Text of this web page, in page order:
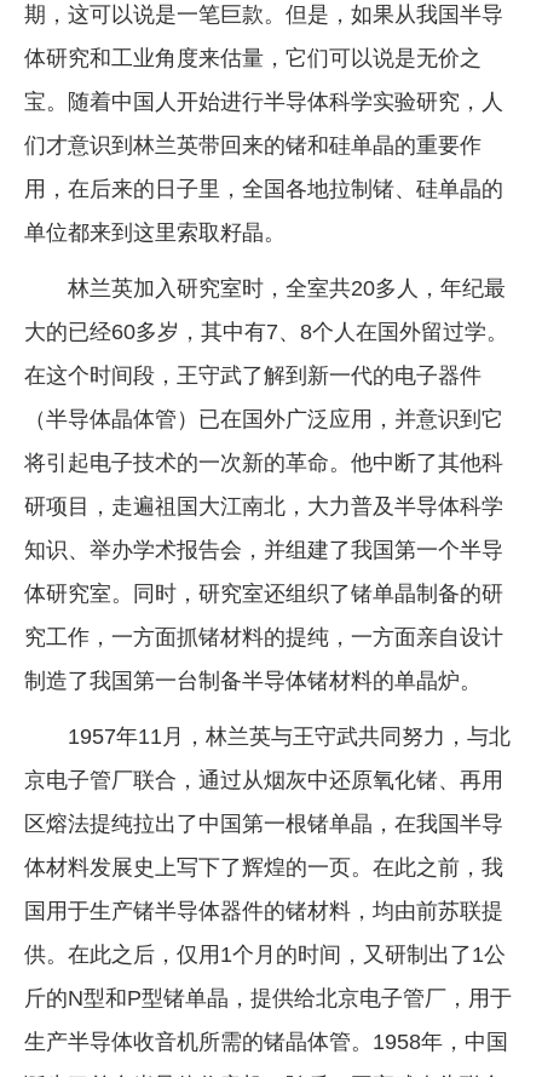
期，这可以说是一笔巨款。但是，如果从我国半导
体研究和工业角度来估量，它们可以说是无价之
宝。随着中国人开始进行半导体科学实验研究，人
们才意识到林兰英带回来的锗和硅单晶的重要作
用，在后来的日子里，全国各地拉制锗、硅单晶的
单位都来到这里索取籽晶。
林兰英加入研究室时，全室共20多人，年纪最
大的已经60多岁，其中有7、8个人在国外留过学。
在这个时间段，王守武了解到新一代的电子器件
（半导体晶体管）已在国外广泛应用，并意识到它
将引起电子技术的一次新的革命。他中断了其他科
研项目，走遍祖国大江南北，大力普及半导体科学
知识、举办学术报告会，并组建了我国第一个半导
体研究室。同时，研究室还组织了锗单晶制备的研
究工作，一方面抓锗材料的提纯，一方面亲自设计
制造了我国第一台制备半导体锗材料的单晶炉。
1957年11月，林兰英与王守武共同努力，与北
京电子管厂联合，通过从烟灰中还原氧化锗、再用
区熔法提纯拉出了中国第一根锗单晶，在我国半导
体材料发展史上写下了辉煌的一页。在此之前，我
国用于生产锗半导体器件的锗材料，均由前苏联提
供。在此之后，仅用1个月的时间，又研制出了1公
斤的N型和P型锗单晶，提供给北京电子管厂，用于
生产半导体收音机所需的锗晶体管。1958年，中国